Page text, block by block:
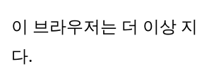
주
콘
이 브라우저는 더 이상
다.